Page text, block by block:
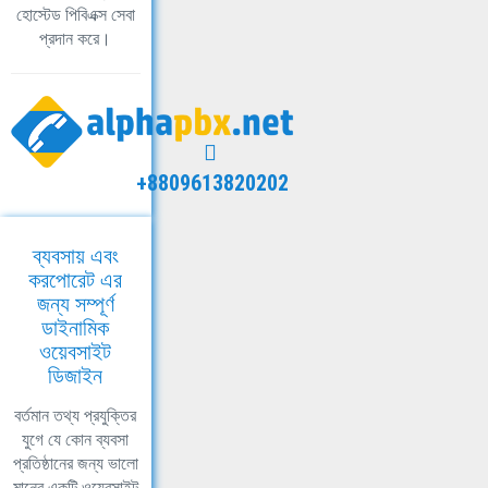
হোস্টেড পিবিএক্স সেবা
প্রদান করে।
+8809613820202
ব্যবসায় এবং
করপোরেট এর
জন্য সম্পূর্ণ
ডাইনামিক
ওয়েবসাইট
ডিজাইন
বর্তমান তথ্য প্রযুক্তির
যুগে যে কোন ব্যবসা
প্রতিষ্ঠানের জন্য ভালো